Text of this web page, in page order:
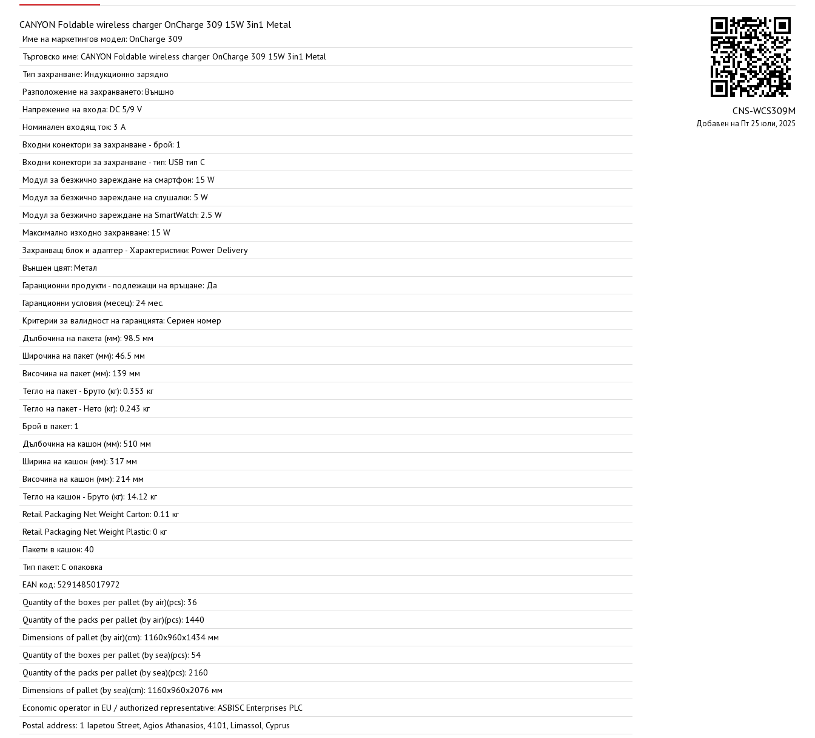
CANYON Foldable wireless charger OnCharge 309 15W 3in1 Metal
Име на маркетингов модел: OnCharge 309
Търговско име: CANYON Foldable wireless charger OnCharge 309 15W 3in1 Metal
Тип захранване: Индукционно зарядно
Разположение на захранването: Външно
Напрежение на входа: DC 5/9 V
Номинален входящ ток: 3 A
Входни конектори за захранване - брой: 1
Входни конектори за захранване - тип: USB тип C
Модул за безжично зареждане на смартфон: 15 W
Модул за безжично зареждане на слушалки: 5 W
Модул за безжично зареждане на SmartWatch: 2.5 W
Максимално изходно захранване: 15 W
Захранващ блок и адаптер - Характеристики: Power Delivery
Външен цвят: Метал
Гаранционни продукти - подлежащи на връщане: Да
Гаранционни условия (месец): 24 мес.
Критерии за валидност на гаранцията: Сериен номер
Дълбочина на пакета (мм): 98.5 мм
Широчина на пакет (мм): 46.5 мм
Височина на пакет (мм): 139 мм
Тегло на пакет - Бруто (кг): 0.353 кг
Тегло на пакет - Нето (кг): 0.243 кг
Брой в пакет: 1
Дълбочина на кашон (мм): 510 мм
Ширина на кашон (мм): 317 мм
Височина на кашон (мм): 214 мм
Тегло на кашон - Бруто (кг): 14.12 кг
Retail Packaging Net Weight Carton: 0.11 кг
Retail Packaging Net Weight Plastic: 0 кг
Пакети в кашон: 40
Тип пакет: С опаковка
EAN код: 5291485017972
Quantity of the boxes per pallet (by air)(pcs): 36
Quantity of the packs per pallet (by air)(pcs): 1440
Dimensions of pallet (by air)(cm): 1160x960x1434 мм
Quantity of the boxes per pallet (by sea)(pcs): 54
Quantity of the packs per pallet (by sea)(pcs): 2160
Dimensions of pallet (by sea)(cm): 1160x960x2076 мм
Economic operator in EU / authorized representative: ASBISC Enterprises PLC
Postal address: 1 Iapetou Street, Agios Athanasios, 4101, Limassol, Cyprus
CNS-WCS309M
Добавен на Пт 25 юли, 2025